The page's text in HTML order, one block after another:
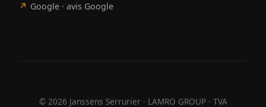
↗ Google · avis Google
© 2026 Janssens Serrurier · LAMRO GROUP · TVA